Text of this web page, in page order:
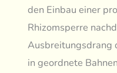
den Einbau einer
Rhizomsperre
Ausbreitungsdrang
in geordnete